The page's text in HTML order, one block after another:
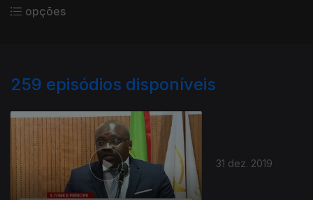
opções
259 episódios disponíveis
31 dez. 2019